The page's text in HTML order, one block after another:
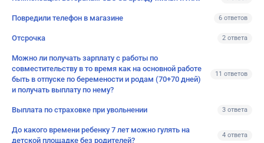
Повредили телефон в магазине 6 ответов
Отсрочка 2 ответа
Можно ли получать зарплату с работы по
совместительству в то время как на основной работе
быть в отпуске по беремености и родам (70+70 дней)
и получать выплату по нему?
11 ответов
Выплата по страховке при увольнении 3 ответа
До какого времени ребенку 7 лет можно гулять на
детской площадке без родителей?
4 ответа